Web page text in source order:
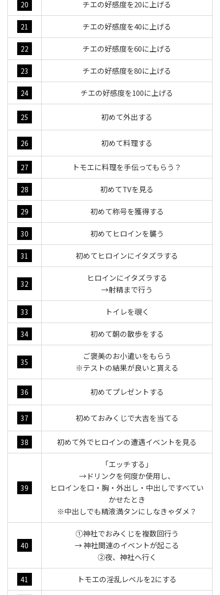
20 チエの好感度を20に上げる
21 チエの好感度を40に上げる
22 チエの好感度を60に上げる
23 チエの好感度を80に上げる
24 チエの好感度を100に上げる
25 初めて外出する
26 初めて料理する
27 トモエに料理を手伝ってもらう？
28 初めてTVを見る
29 初めて称号を獲得する
30 初めてヒロインを襲う
31 初めてヒロインにイタズラする
32
ヒロインにイタズラする
→射精まで行う
33 トイレを覗く
34 初めて朝の散歩をする
35
ご褒美のお小遣いをもらう
※テストの結果が良いと貰える
36 初めてプレゼントする
37 初めておみくじで大吉を当てる
38 初めて外でヒロインの遭遇イベントを見る
39
「エッチする」
→ドリンクを何度か使用し、
ヒロインを口・胸・外出し・中出しですべてい
かせたとき
※中出しでも精液満タンにしなきゃダメ？
40
①神社でおみくじを複数回行う
→ 神社関連のイベントが起こる
②夜、神社へ行く
41 トモエの淫乱レベルを2にする